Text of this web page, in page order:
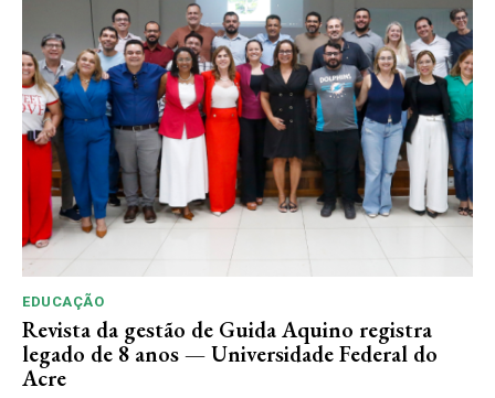
EDUCAÇÃO
Revista da gestão de Guida Aquino registra
legado de 8 anos — Universidade Federal do
Acre